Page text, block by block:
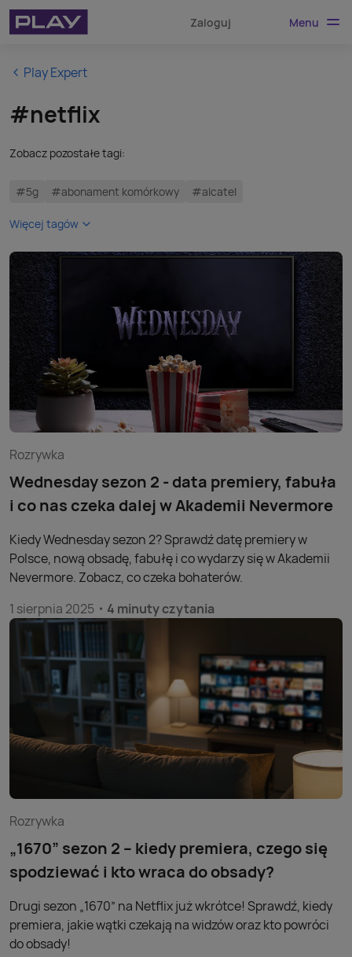
Zaloguj Menu
Play Expert
#netflix
Zobacz pozostałe tagi:
#5g #abonament komórkowy #alcatel
Więcej tagów
Rozrywka
Wednesday sezon 2 - data premiery, fabuła
i co nas czeka dalej w Akademii Nevermore
Kiedy Wednesday sezon 2? Sprawdź datę premiery w
Polsce, nową obsadę, fabułę i co wydarzy się w Akademii
Nevermore. Zobacz, co czeka bohaterów.
1 sierpnia 2025
4 minuty czytania
Rozrywka
„1670” sezon 2 – kiedy premiera, czego się
spodziewać i kto wraca do obsady?
Drugi sezon „1670” na Netflix już wkrótce! Sprawdź, kiedy
premiera, jakie wątki czekają na widzów oraz kto powróci
do obsady!